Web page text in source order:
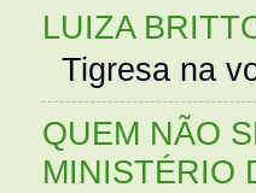
LUIZA
Tigresa na
QUEM NÃO
MINISTÉRIO